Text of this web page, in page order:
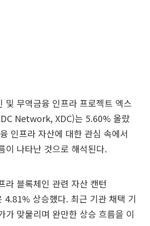
및 무역금융 인프라 프로젝트 엑스
Network, XDC)는 5.60% 올랐
인프라 자산에 대한 관심 속에서
이 나타난 것으로 해석된다.
라 블록체인 관련 자산 캔턴
4.81% 상승했다. 최근 기관 채택 기
가 맞물리며 완만한 상승 흐름을 이